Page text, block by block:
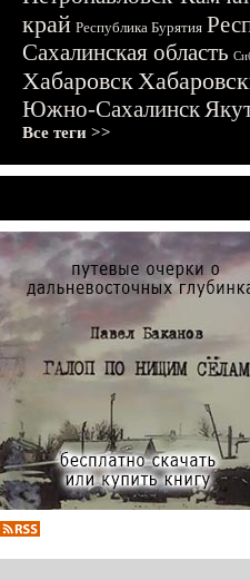
край Республика Бурятия
Сахалинская область
Хабаровск
Южно-Сахалинск
Все теги >>